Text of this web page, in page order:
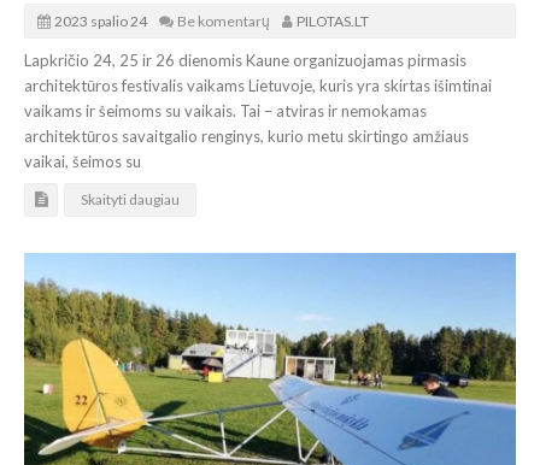
2023 spalio 24 Be komentarų PILOTAS.LT
Lapkričio 24, 25 ir 26 dienomis Kaune organizuojamas pirmasis
architektūros festivalis vaikams Lietuvoje, kuris yra skirtas išimtinai
vaikams ir šeimoms su vaikais. Tai – atviras ir nemokamas
architektūros savaitgalio renginys, kurio metu skirtingo amžiaus
vaikai, šeimos su
Skaityti daugiau